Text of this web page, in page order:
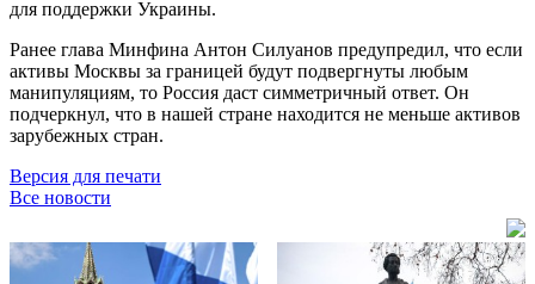
для поддержки Украины.
Ранее глава Минфина Антон Силуанов предупредил, что если
активы Москвы за границей будут подвергнуты любым
манипуляциям, то Россия даст симметричный ответ. Он
подчеркнул, что в нашей стране находится не меньше активов
зарубежных стран.
Версия для печати
Все новости